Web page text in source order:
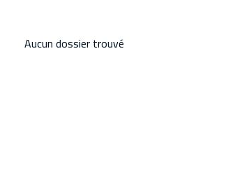
Aucun dossier trouvé